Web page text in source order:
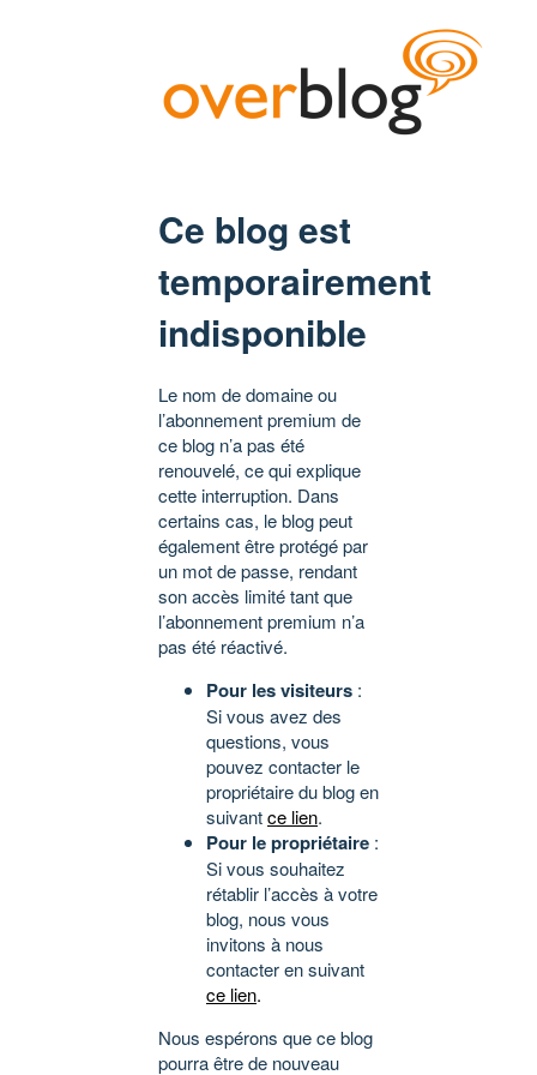
Ce blog est
temporairement
indisponible
Le nom de domaine ou
l’abonnement premium de
ce blog n’a pas été
renouvelé, ce qui explique
cette interruption. Dans
certains cas, le blog peut
également être protégé par
un mot de passe, rendant
son accès limité tant que
l’abonnement premium n’a
pas été réactivé.
Pour les visiteurs :
Si vous avez des
questions, vous
pouvez contacter le
propriétaire du blog en
suivantce lien.
Pour le propriétaire :
Si vous souhaitez
rétablir l’accès à votre
blog, nous vous
invitons à nous
contacter en suivant
ce lien.
Nous espérons que ce blog
pourra être de nouveau